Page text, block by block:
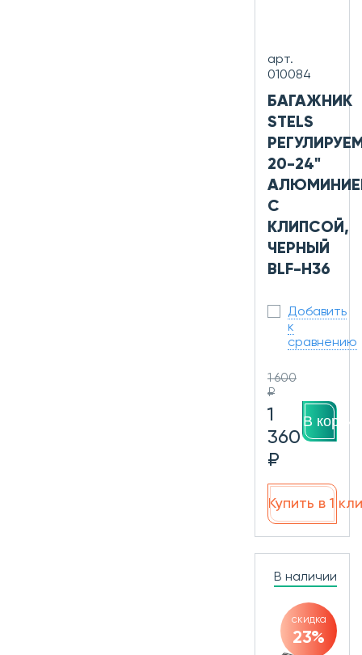
арт.
010084
БАГАЖНИК
STELS
20-24"
С
КЛИПСОЙ,
ЧЕРНЫЙ
BLF-H36
Добавить
к
сравнению
1 600
₽
1
360
₽
В
Купить в 1
В наличии
скидка
23%